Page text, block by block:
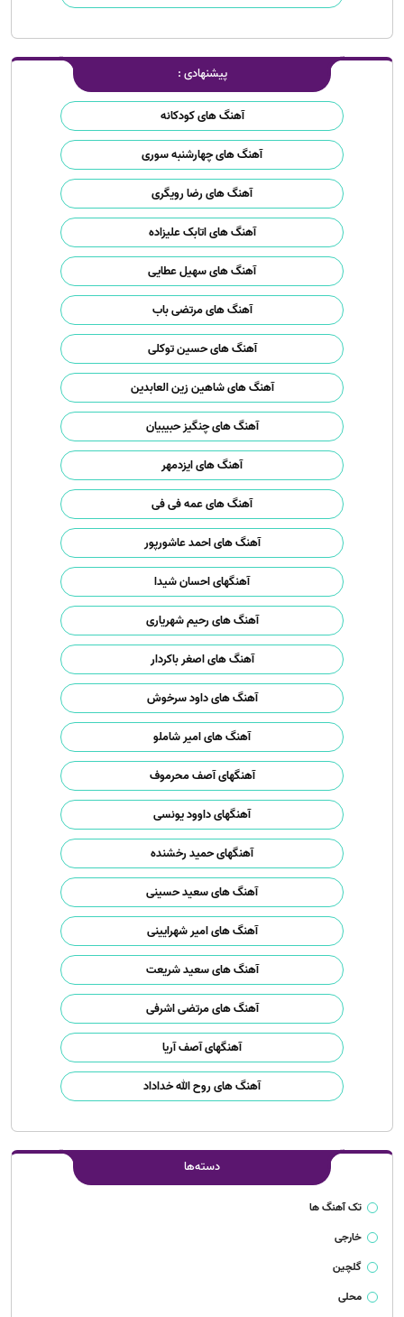
پیشنهادی :
آهنگ های کودکانه
آهنگ های چهارشنبه سوری
آهنگ های رضا رویگری
آهنگ های اتابک علیزاده
آهنگ های سهیل عطایی
آهنگ های مرتضی باب
آهنگ های حسین توکلی
آهنگ های شاهین زین العابدین
آهنگ های چنگیز حبیبیان
آهنگ های ایزدمهر
آهنگ های عمه فی فی
آهنگ های احمد عاشورپور
آهنگهای احسان شیدا
آهنگ های رحیم شهریاری
آهنگ های اصغر باکردار
آهنگ های داود سرخوش
آهنگ های امیر شاملو
آهنگهای آصف محرموف
آهنگهای داوود یونسی
آهنگهای حمید رخشنده
آهنگ های سعید حسینی
آهنگ های امیر شهرایینی
آهنگ های سعید شریعت
آهنگ های مرتضی اشرفی
آهنگهای آصف آریا
آهنگ های روح الله خداداد
دسته‌ها
تک آهنگ ها
خارجی
گلچین
محلی